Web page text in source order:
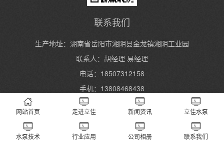
联系我们
生产地址：湖南省岳阳市湘阴县金龙镇湘阴工业园
联系人：胡经理 易经理
电话：18507312158
手机：13808468438
Copyright 2004-2024 湖南立佳机械制造有限公司 All Rights Reserved.湘ICP
备2023000934号
长沙水泵厂
网站首页 走进立佳 新闻资讯 立佳水泵
水泵技术 行业应用 公司相册 联系我们